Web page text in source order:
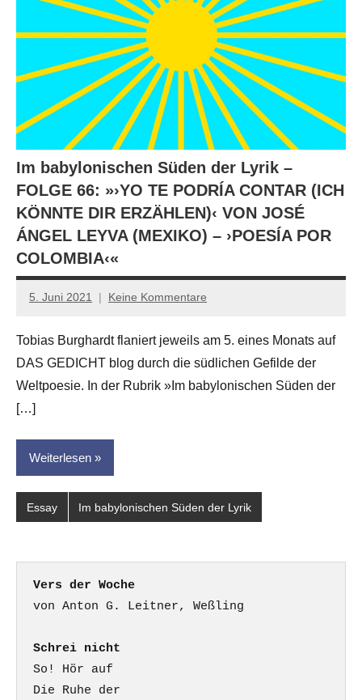
Im babylonischen Süden der Lyrik –
FOLGE 66: »›YO TE PODRÍA CONTAR (ICH
KÖNNTE DIR ERZÄHLEN)‹ VON JOSÉ
ÁNGEL LEYVA (MEXIKO) – ›POESÍA POR
COLOMBIA‹«
5. Juni 2021
Anton
Leitner
Keine Kommentare
Tobias Burghardt flaniert jeweils am 5. eines Monats auf
DAS GEDICHT blog durch die südlichen Gefilde der
Weltpoesie. In der Rubrik »Im babylonischen Süden der
[…]
Weiterlesen
Essay Im babylonischen Süden der Lyrik
Vers der Woche
Schrei nicht
So! Hör auf
Die Ruhe der